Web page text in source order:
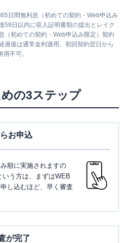
日間無利息（初めての契約・Web申込み
59日以内に収入証明書類の提出とレイク
（初めての契約・Web申込み限定）契約
過後は通常金利適用。初回契約翌日から
不可。
の3ステップ
お申込
順に実施されますの
う方は、まずはWEB
し込むほど、早く審査
が完了